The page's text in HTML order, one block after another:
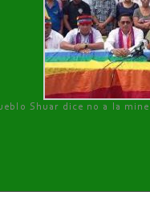
Shuar dice no a la